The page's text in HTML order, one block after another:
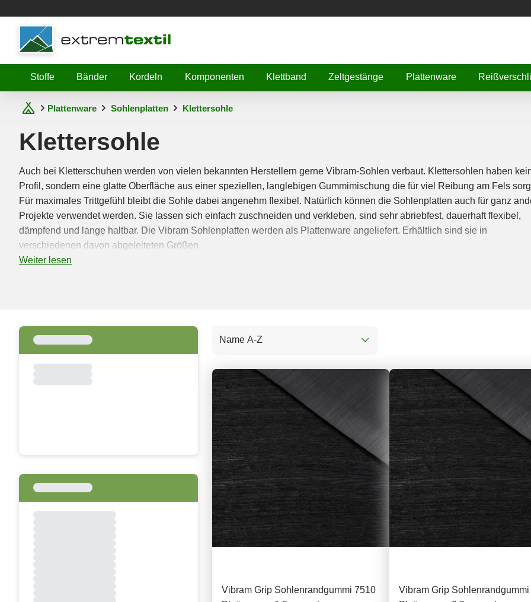
Shopware
Stoffe Bänder Kordeln Komponenten Klettband Zeltgestänge Plattenware
Plattenware Sohlenplatten Klettersohle
Klettersohle
Auch bei Kletterschuhen werden von vielen bekannten Herstellern gerne Vibram-Sohlen verbaut. Klettersohlen haben
Profil, sondern eine glatte Oberfläche aus einer speziellen, langlebigen Gummimischung die für viel Reibung am Fels
Für maximales Trittgefühl bleibt die Sohle dabei angenehm flexibel. Natürlich können die Sohlenplatten auch für ganz
Projekte verwendet werden. Sie lassen sich einfach zuschneiden und verkleben, sind sehr abriebfest, dauerhaft flexibel,
dämpfend und lange haltbar. Die Vibram Sohlenplatten werden als Plattenware angeliefert. Erhältlich sind sie in
verschiedenen davon abgeleiteten Größen.
Weiter lesen
Name A-Z
Vibram Grip Sohlenrandgummi 7510
Vibram Grip